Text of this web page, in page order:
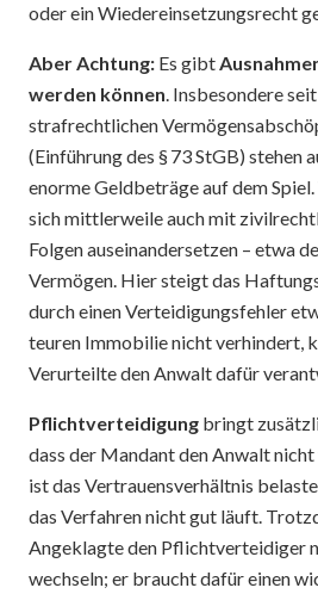
oder ein Wiedereinsetzungsrecht
Aber Achtung: Es gibt
werden können. Insbesondere
strafrechtlichen
(Einführung des § 73 StGB) stehen
enorme Geldbeträge auf dem
sich mittlerweile auch mit
Folgen auseinandersetzen – etwa
Vermögen. Hier steigt das
durch einen Verteidigungsfehler
teuren Immobilie nicht verhindert,
Verurteilte den Anwalt dafür
Pflichtverteidigung bringt
dass der Mandant den Anwalt
ist das Vertrauensverhältnis
das Verfahren nicht gut läuft.
Angeklagte den Pflichtverteidiger
wechseln; er braucht dafür einen